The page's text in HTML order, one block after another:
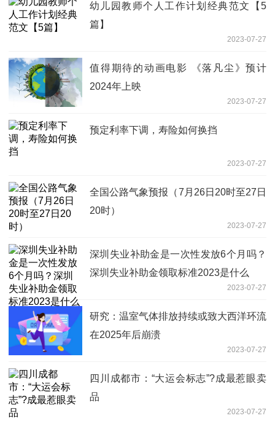
幼儿园教师个人工作计划经典范文【5
篇】
2023-07-27
值得期待的动画电影 《落凡尘》预计
2024年上映
2023-07-27
预定利率下调，寿险如何换挡
2023-07-27
全国公路气象预报（7月26日20时至27日
20时）
2023-07-27
深圳失业补助金是一次性发放6个月吗？
深圳失业补助金领取标准2023是什么
2023-07-27
研究：温室气体排放持续或致大西洋环流
在2025年后崩溃
2023-07-27
四川成都市：“大运会标志”?成最惹眼卖
品
2023-07-27